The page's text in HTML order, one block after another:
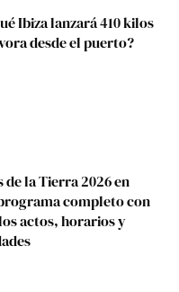
Ibiza lanzará 410 kilos
desde el puerto?
de la Tierra 2026 en
completo con
actos, horarios y